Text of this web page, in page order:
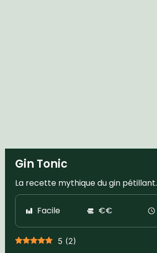
Gin Tonic
La recette mythique du gin pétillant.
Facile €€
5 (2)